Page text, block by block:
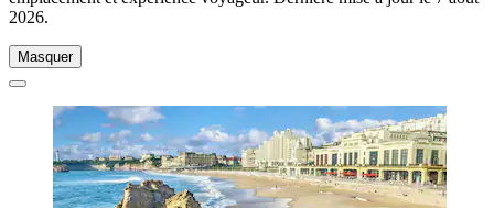
2026.
Masquer